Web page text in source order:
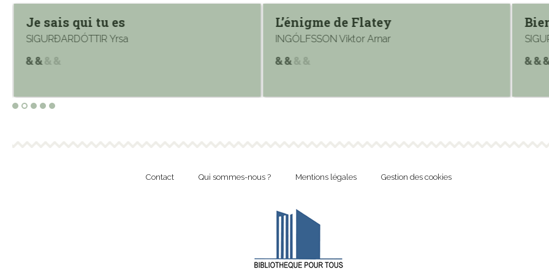
Je sais qui tu es
SIGURÐARDÓTTIR Yrsa
L’énigme de Flatey
INGÓLFSSON Viktor Arnar
Contact Qui sommes-nous ? Mentions légales Gestion des cookies